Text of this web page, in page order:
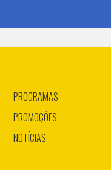
PROGRAMAS
PROMOÇÕES
NOTÍCIAS